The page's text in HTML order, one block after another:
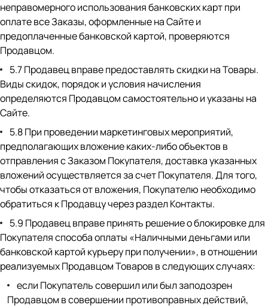
неправомерного использования банковских карт при
оплате все Заказы, оформленные на Сайте и
предоплаченные банковской картой, проверяются
Продавцом.
5.7 Продавец вправе предоставлять скидки на Товары.
Виды скидок, порядок и условия начисления
определяются Продавцом самостоятельно и указаны на
Сайте.
5.8 При проведении маркетинговых мероприятий,
предполагающих вложение каких-либо объектов в
отправления с Заказом Покупателя, доставка указанных
вложений осуществляется за счет Покупателя. Для того,
чтобы отказаться от вложения, Покупателю необходимо
обратиться к Продавцу через раздел Контакты.
5.9 Продавец вправе принять решение о блокировке для
Покупателя способа оплаты «Наличными деньгами или
банковской картой курьеру при получении», в отношении
реализуемых Продавцом Товаров в следующих случаях:
если Покупатель совершил или был заподозрен
Продавцом в совершении противоправных действий,